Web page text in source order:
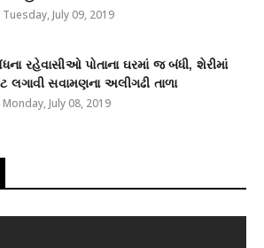
Tuesday, July 09, 2019
રહેવાસીઓ પોતાના ઘરમાં જ બંધી, શેરીમાં
લગાવી સવામણના અલીગઢી તાળા
Monday, July 08, 2019